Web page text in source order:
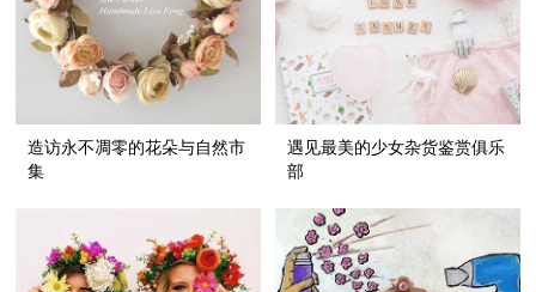
造访永不凋零的花朵与自然市
集
遇见最美的少女杂货鉴赏俱乐
部